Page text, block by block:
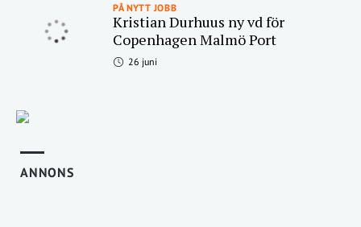
PÅ NYTT JOBB
Kristian Durhuus ny vd för
Copenhagen Malmö Port
26 juni
ANNONS